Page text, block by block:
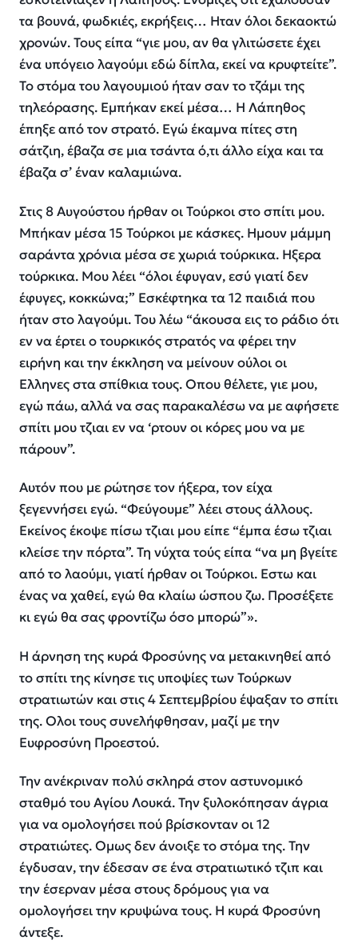
τα βουνά, φωδκιές, εκρήξεις… Ηταν όλοι δεκαοκτώ
χρονών. Τους είπα “γιε μου, αν θα γλιτώσετε έχει
ένα υπόγειο λαγούμι εδώ δίπλα, εκεί να κρυφτείτε”.
Το στόμα του λαγουμιού ήταν σαν το τζάμι της
τηλεόρασης. Εμπήκαν εκεί μέσα… Η Λάπηθος
έπηξε από τον στρατό. Εγώ έκαμνα πίτες στη
σάτζιη, έβαζα σε μια τσάντα ό,τι άλλο είχα και τα
έβαζα σ’ έναν καλαμιώνα.
Στις 8 Αυγούστου ήρθαν οι Τούρκοι στο σπίτι μου.
Μπήκαν μέσα 15 Τούρκοι με κάσκες. Ημουν μάμμη
σαράντα χρόνια μέσα σε χωριά τούρκικα. Ηξερα
τούρκικα. Μου λέει “όλοι έφυγαν, εσύ γιατί δεν
έφυγες, κοκκώνα;” Εσκέφτηκα τα 12 παιδιά που
ήταν στο λαγούμι. Του λέω “άκουσα εις το ράδιο ότι
εν να έρτει ο τουρκικός στρατός να φέρει την
ειρήνη και την έκκληση να μείνουν ούλοι οι
Ελληνες στα σπίθκια τους. Οπου θέλετε, γιε μου,
εγώ πάω, αλλά να σας παρακαλέσω να με αφήσετε
σπίτι μου τζιαι εν να ‘ρτουν οι κόρες μου να με
πάρουν”.
Αυτόν που με ρώτησε τον ήξερα, τον είχα
ξεγεννήσει εγώ. “Φεύγουμε” λέει στους άλλους.
Εκείνος έκοψε πίσω τζιαι μου είπε “έμπα έσω τζιαι
κλείσε την πόρτα”. Τη νύχτα τούς είπα “να μη βγείτε
από το λαούμι, γιατί ήρθαν οι Τούρκοι. Εστω και
ένας να χαθεί, εγώ θα κλαίω ώσπου ζω. Προσέξετε
κι εγώ θα σας φροντίζω όσο μπορώ”».
Η άρνηση της κυρά Φροσύνης να μετακινηθεί από
το σπίτι της κίνησε τις υποψίες των Τούρκων
στρατιωτών και στις 4 Σεπτεμβρίου έψαξαν το σπίτι
της. Ολοι τους συνελήφθησαν, μαζί με την
Ευφροσύνη Προεστού.
Την ανέκριναν πολύ σκληρά στον αστυνομικό
σταθμό του Αγίου Λουκά. Την ξυλοκόπησαν άγρια
για να ομολογήσει πού βρίσκονταν οι 12
στρατιώτες. Ομως δεν άνοιξε το στόμα της. Την
έγδυσαν, την έδεσαν σε ένα στρατιωτικό τζιπ και
την έσερναν μέσα στους δρόμους για να
ομολογήσει την κρυψώνα τους. Η κυρά Φροσύνη
άντεξε.